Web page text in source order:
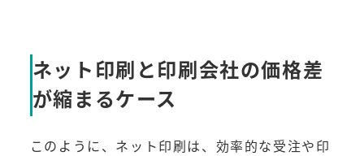
ネット印刷と印刷会社の価格差
が縮まるケース
このように、ネット印刷は、効率的な受注や印